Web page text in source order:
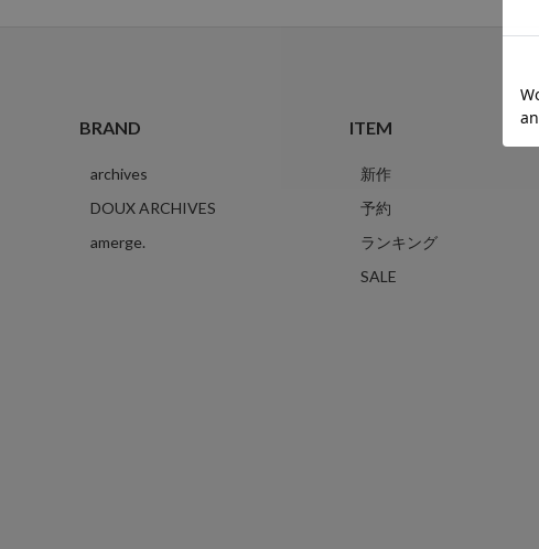
BRAND
archives
DOUX ARCHIVES
amerge.
ITEM
新作
予約
ランキング
SALE